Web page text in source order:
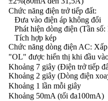
Chức năng điện trở tiếp đất:
Đưa vào điện áp không đổi
Phát hiện dòng điện (Tần
Tích hợp kép
Chức năng dòng điện AC:
"OL" được hiển thị khi đầu
Khoảng 7 giây (Điện trở tiếp
Khoảng 2 giây (Dòng điện
Khoảng 1 lần mỗi giây
Khoảng 50mA (tối đa100mA)